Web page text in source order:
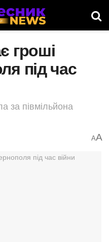
гроші
під час
за півмільйона
AA